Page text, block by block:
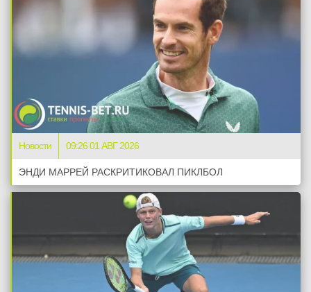
Новости 09:26 01 АВГ 2026
ЭНДИ МАРРЕЙ РАСКРИТИКОВАЛ ПИКЛБОЛ